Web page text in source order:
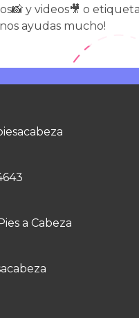
y videos🎥 o
ayudas mucho!
a Cabeza